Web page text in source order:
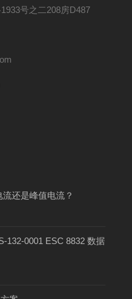
号之二208房D487
还是峰值电流？
132-0001 ESC 8832 数据